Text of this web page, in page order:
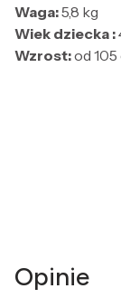
Waga:5,8 kg
Wiek dziecka :
Wzrost:od 105
Opinie